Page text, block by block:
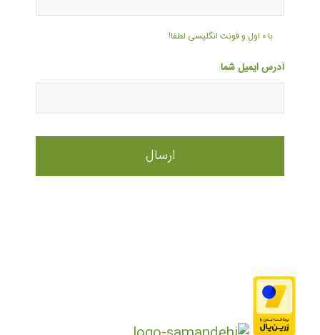
با ۰ اول و فونت انگلیسی لطفا!
آدرس ایمیل شما